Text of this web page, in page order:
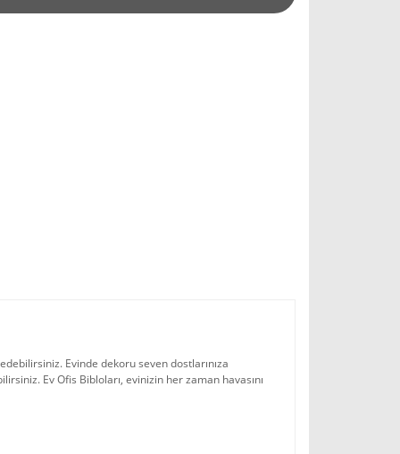
Evinde dekoru seven dostlarınıza
Ev Ofis Bibloları, evinizin her zaman havasını